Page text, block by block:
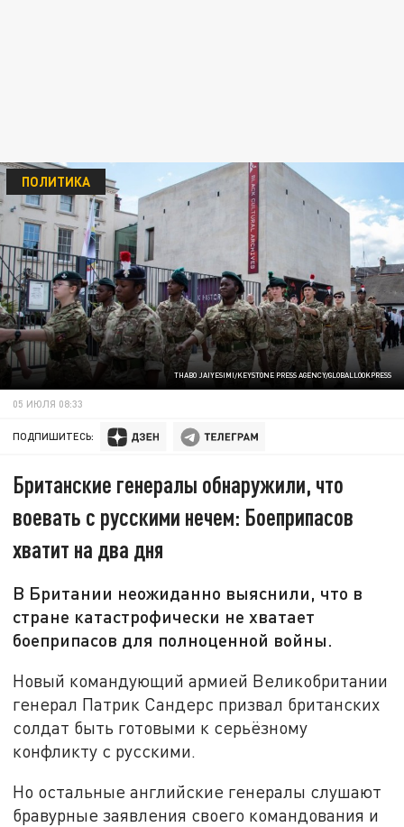
THABO JAIYESIMI/KEYSTONE PRESS AGENCY/GLOBALLOOKPRESS
ПОЛИТИКА
05 ИЮЛЯ 08:33
ПОДПИШИТЕСЬ:
Британские генералы обнаружили, что
воевать с русскими нечем: Боеприпасов
хватит на два дня
В Британии неожиданно выяснили, что в
стране катастрофически не хватает
боеприпасов для полноценной войны.
Новый командующий армией Великобритании
генерал Патрик Сандерс призвал британских
солдат быть готовыми к серьёзному
конфликту с русскими.
Но остальные английские генералы слушают
бравурные заявления своего командования и